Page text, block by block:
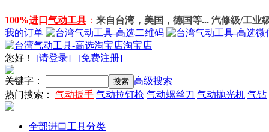
100%进口 气动工具 ： 来自台湾，美国，德国等... 汽修级/工业
我的订单
淘宝店
您好 ！ [请登录] [免费注册]
关键字：
高级搜索
热门搜索： 气动扳手 气动拉钉枪 气动螺丝刀 气动抛光机 气钻
全部进口工具分类